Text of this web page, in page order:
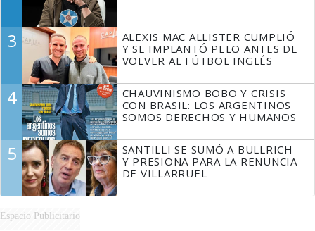
3
ALEXIS MAC ALLISTER CUMPLIÓ
Y SE IMPLANTÓ PELO ANTES DE
VOLVER AL FÚTBOL INGLÉS
4
CHAUVINISMO BOBO Y CRISIS
CON BRASIL: LOS ARGENTINOS
SOMOS DERECHOS Y HUMANOS
5
SANTILLI SE SUMÓ A BULLRICH
Y PRESIONA PARA LA RENUNCIA
DE VILLARRUEL
Espacio Publicitario